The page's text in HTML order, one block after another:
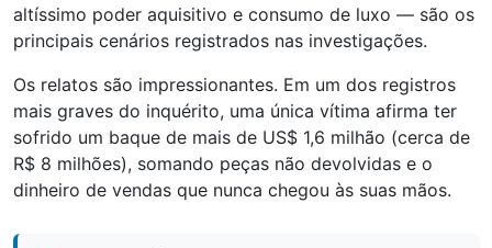
altíssimo poder aquisitivo e consumo de luxo — são os
principais cenários registrados nas investigações.
Os relatos são impressionantes. Em um dos registros
mais graves do inquérito, uma única vítima afirma ter
sofrido um baque de mais de US$ 1,6 milhão (cerca de
R$ 8 milhões), somando peças não devolvidas e o
dinheiro de vendas que nunca chegou às suas mãos.